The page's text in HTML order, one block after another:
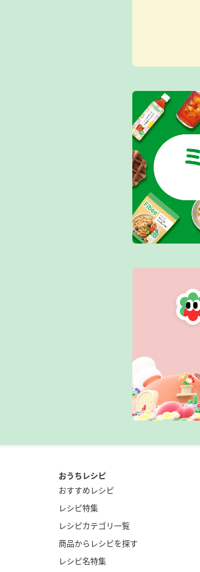
おうちレシピ
おすすめレシピ
レシピ特集
レシピカテゴリ一覧
商品からレシピを探す
レシピ名特集